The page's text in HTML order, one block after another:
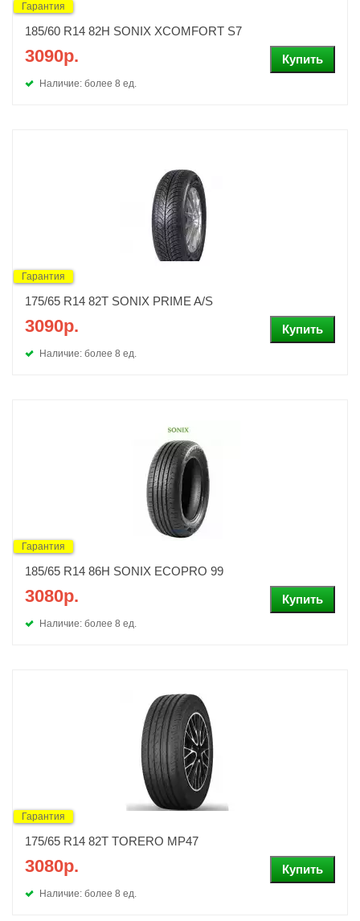
Гарантия
185/60 R14 82H SONIX XCOMFORT S7
3090р.
Наличие: более 8 ед.
Гарантия
175/65 R14 82T SONIX PRIME A/S
3090р.
Наличие: более 8 ед.
Гарантия
185/65 R14 86H SONIX ECOPRO 99
3080р.
Наличие: более 8 ед.
Гарантия
175/65 R14 82T TORERO MP47
3080р.
Наличие: более 8 ед.